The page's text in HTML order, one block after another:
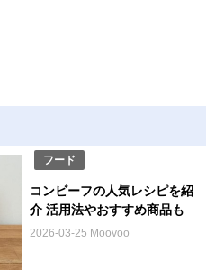
フード
コンビーフの人気レシピを紹
介 活用法やおすすめ商品も
2026-03-25 Moovoo